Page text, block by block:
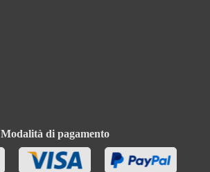
Modalità di pagamento